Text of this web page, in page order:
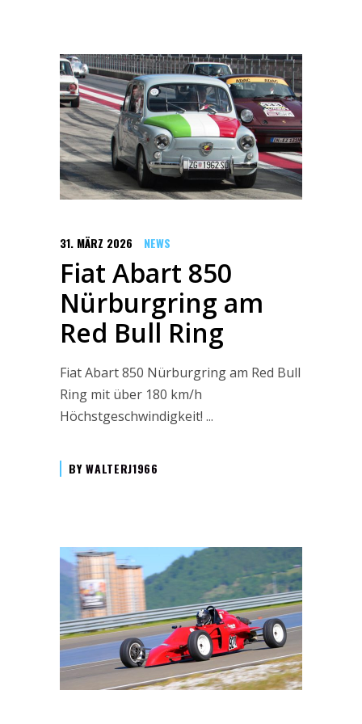
31. MÄRZ 2026 NEWS
Fiat Abart 850
Nürburgring am
Red Bull Ring
Fiat Abart 850 Nürburgring am Red Bull
Ring mit über 180 km/h
Höchstgeschwindigkeit!
BYWALTERJ1966